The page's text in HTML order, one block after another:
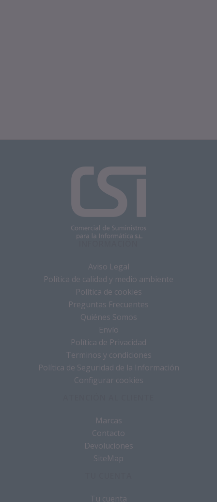
Aviso Legal
Política de calidad y medio ambiente
Política de cookies
Preguntas Frecuentes
Quiénes Somos
Envío
Política de Privacidad
Terminos y condiciones
Política de Seguridad de la Información
Configurar cookies
Marcas
Contacto
Devoluciones
SiteMap
Tu cuenta